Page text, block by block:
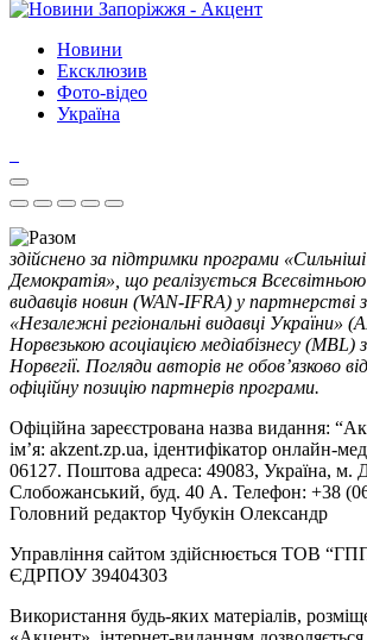
Новини
Ексклюзив
Фото-відео
Україна
здійснено за підтримки програми
Демократія», що реалізується Всесвітньою
видавців новин (WAN-IFRA) у партнерстві
«Незалежні регіональні видавці
Норвезькою асоціацією медіабізнесу (MBL)
Норвегії. Погляди авторів не обов’язково
офіційну позицію партнерів програми.
Офіційна зареєстрована назва видання:
ім’я: akzent.zp.ua, ідентифікатор онлайн-
06127. Поштова адреса: 49083, Україна, м.
Слобожанський, буд. 40 А. Телефон: +38
Головний редактор Чубукін Олександр
Управління сайтом здійснюється ТОВ
ЄДРПОУ 39404303
Використання будь-яких матеріалів,